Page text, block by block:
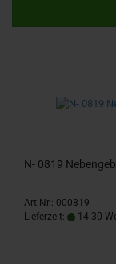
N- 0819
Art.Nr.: 000819
Lieferzeit:
14-30